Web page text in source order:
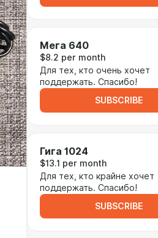
Мега 640
$8.2 per month
Для тех, кто очень хочет
поддержать. Спасибо!
SUBSCRIBE
Гига 1024
$13.1 per month
Для тех, кто крайне хочет
поддержать. Спасибо!
SUBSCRIBE